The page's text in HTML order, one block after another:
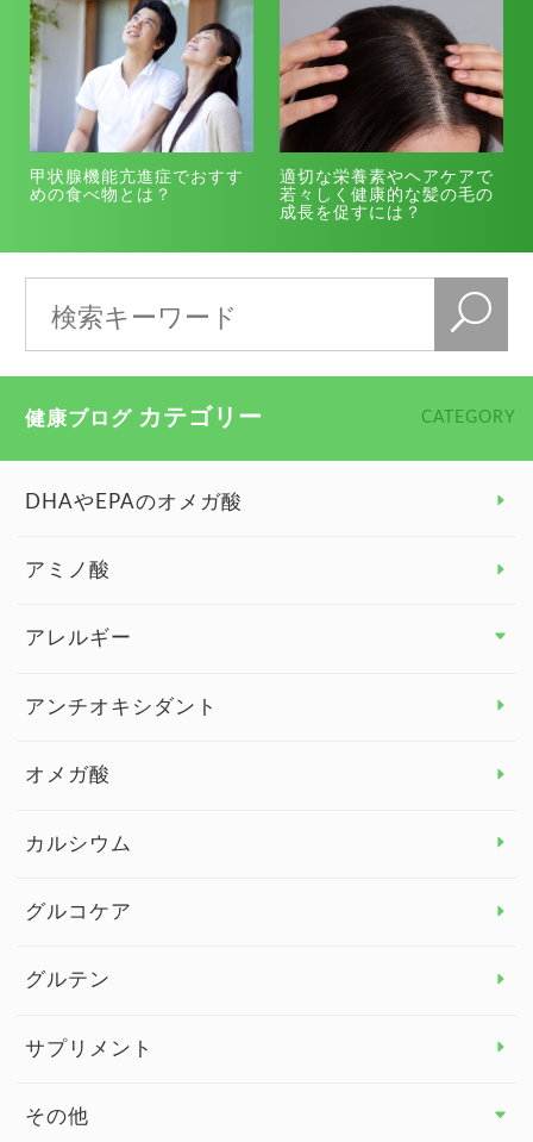
甲状腺機能亢進症でおすす
めの食べ物とは？
適切な栄養素やヘアケアで
若々しく健康的な髪の毛の
成長を促すには？
健康ブログ カテゴリー CATEGORY
DHAやEPAのオメガ酸
アミノ酸
アレルギー
アレルギー トップ
アンチオキシダント
オメガ酸
カルシウム
グルコケア
グルテン
サプリメント
その他